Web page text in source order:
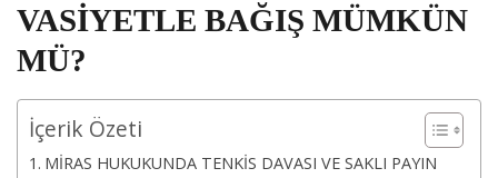
VASİYETLE BAĞIŞ MÜMKÜN
MÜ?
İçerik Özeti
MİRAS HUKUKUNDA TENKİS DAVASI VE SAKLI PAYIN